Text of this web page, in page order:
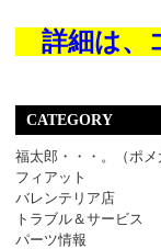
詳細は、
CATEGORY
福太郎・・・。（ポメ
フィアット
バレンテリア店
トラブル＆サービス
パーツ情報